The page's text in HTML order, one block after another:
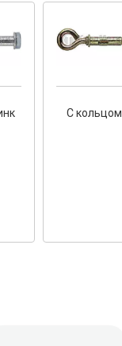
террас
С кольцом